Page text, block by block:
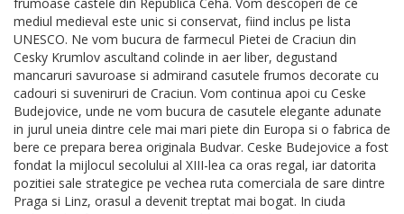
mediul medieval este unic si conservat, fiind inclus pe lista
UNESCO. Ne vom bucura de farmecul Pietei de Craciun din
Cesky Krumlov ascultand colinde in aer liber, degustand
mancaruri savuroase si admirand casutele frumos decorate cu
cadouri si suveniruri de Craciun. Vom continua apoi cu Ceske
Budejovice, unde ne vom bucura de casutele elegante adunate
in jurul uneia dintre cele mai mari piete din Europa si o fabrica de
bere ce prepara berea originala Budvar. Ceske Budejovice a fost
fondat la mijlocul secolului al XIII-lea ca oras regal, iar datorita
pozitiei sale strategice pe vechea ruta comerciala de sare dintre
Praga si Linz, orasul a devenit treptat mai bogat. In ciuda